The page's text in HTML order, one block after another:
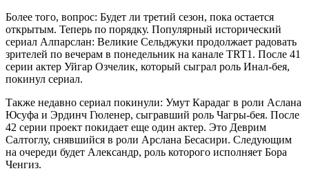
Более того, вопрос: Будет ли третий сезон, пока остается
открытым. Теперь по порядку. Популярный исторический
сериал Алпарслан: Великие Сельджуки продолжает радовать
зрителей по вечерам в понедельник на канале TRT1. После 41
серии актер Уйгар Озчелик, который сыграл роль Инал-бея,
покинул сериал.
Также недавно сериал покинули: Умут Карадаг в роли Аслана
Юсуфа и Эрдинч Гюленер, сыгравший роль Чагры-бея. После
42 серии проект покидает еще один актер. Это Деврим
Салтоглу, снявшийся в роли Арслана Бесасири. Следующим
на очереди будет Александр, роль которого исполняет Бора
Ченгиз.